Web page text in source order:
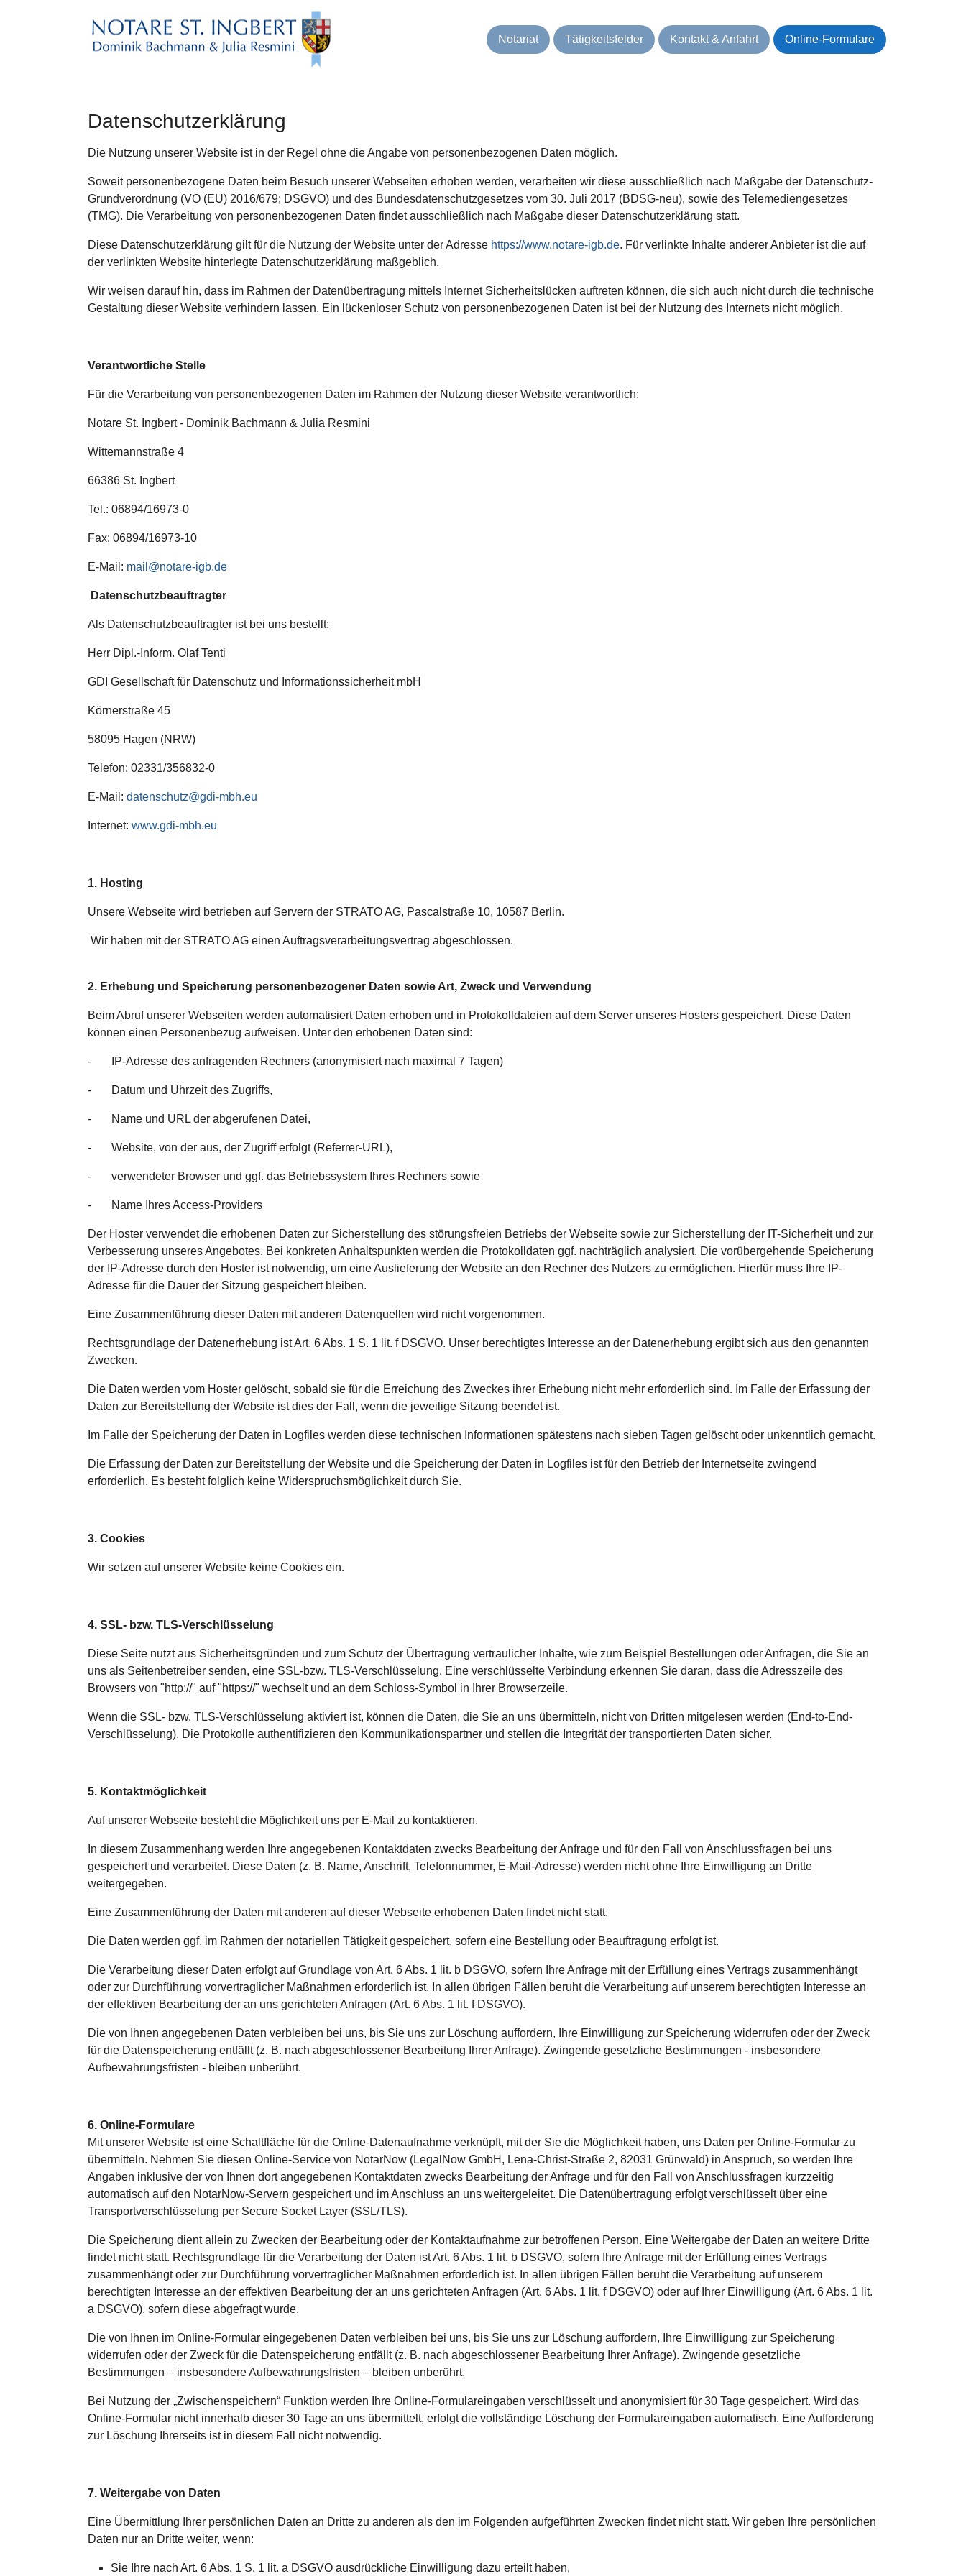
Notariat Tätigkeitsfelder Kontakt & Anfahrt Online-Formulare
Datenschutzerklärung
Die Nutzung unserer Website ist in der Regel ohne die Angabe von personenbezogenen Daten möglich.
Soweit personenbezogene Daten beim Besuch unserer Webseiten erhoben werden, verarbeiten wir diese ausschließlich nach Maßgabe der Datenschutz-
Grundverordnung (VO (EU) 2016/679; DSGVO) und des Bundesdatenschutzgesetzes vom 30. Juli 2017 (BDSG-neu), sowie des Telemediengesetzes
(TMG). Die Verarbeitung von personenbezogenen Daten findet ausschließlich nach Maßgabe dieser Datenschutzerklärung statt.
Diese Datenschutzerklärung gilt für die Nutzung der Website unter der Adresse https://www.notare-igb.de. Für verlinkte Inhalte anderer Anbieter ist die auf
der verlinkten Website hinterlegte Datenschutzerklärung maßgeblich.
Wir weisen darauf hin, dass im Rahmen der Datenübertragung mittels Internet Sicherheitslücken auftreten können, die sich auch nicht durch die technische
Gestaltung dieser Website verhindern lassen. Ein lückenloser Schutz von personenbezogenen Daten ist bei der Nutzung des Internets nicht möglich.
Verantwortliche Stelle
Für die Verarbeitung von personenbezogenen Daten im Rahmen der Nutzung dieser Website verantwortlich:
Notare St. Ingbert - Dominik Bachmann & Julia Resmini
Wittemannstraße 4
66386 St. Ingbert
Tel.: 06894/16973-0
Fax: 06894/16973-10
E-Mail: mail@notare-igb.de
Datenschutzbeauftragter
Als Datenschutzbeauftragter ist bei uns bestellt:
Herr Dipl.-Inform. Olaf Tenti
GDI Gesellschaft für Datenschutz und Informationssicherheit mbH
Körnerstraße 45
58095 Hagen (NRW)
Telefon: 02331/356832-0
E-Mail: datenschutz@gdi-mbh.eu
Internet: www.gdi-mbh.eu
1. Hosting
Unsere Webseite wird betrieben auf Servern der STRATO AG, Pascalstraße 10, 10587 Berlin.
Wir haben mit der STRATO AG einen Auftragsverarbeitungsvertrag abgeschlossen.
2. Erhebung und Speicherung personenbezogener Daten sowie Art, Zweck und Verwendung
Beim Abruf unserer Webseiten werden automatisiert Daten erhoben und in Protokolldateien auf dem Server unseres Hosters gespeichert. Diese Daten
können einen Personenbezug aufweisen. Unter den erhobenen Daten sind:
- IP-Adresse des anfragenden Rechners (anonymisiert nach maximal 7 Tagen)
- Datum und Uhrzeit des Zugriffs,
- Name und URL der abgerufenen Datei,
- Website, von der aus, der Zugriff erfolgt (Referrer-URL),
- verwendeter Browser und ggf. das Betriebssystem Ihres Rechners sowie
- Name Ihres Access-Providers
Der Hoster verwendet die erhobenen Daten zur Sicherstellung des störungsfreien Betriebs der Webseite sowie zur Sicherstellung der IT-Sicherheit und zur
Verbesserung unseres Angebotes. Bei konkreten Anhaltspunkten werden die Protokolldaten ggf. nachträglich analysiert. Die vorübergehende Speicherung
der IP-Adresse durch den Hoster ist notwendig, um eine Auslieferung der Website an den Rechner des Nutzers zu ermöglichen. Hierfür muss Ihre IP-
Adresse für die Dauer der Sitzung gespeichert bleiben.
Eine Zusammenführung dieser Daten mit anderen Datenquellen wird nicht vorgenommen.
Rechtsgrundlage der Datenerhebung ist Art. 6 Abs. 1 S. 1 lit. f DSGVO. Unser berechtigtes Interesse an der Datenerhebung ergibt sich aus den genannten
Zwecken.
Die Daten werden vom Hoster gelöscht, sobald sie für die Erreichung des Zweckes ihrer Erhebung nicht mehr erforderlich sind. Im Falle der Erfassung der
Daten zur Bereitstellung der Website ist dies der Fall, wenn die jeweilige Sitzung beendet ist.
Im Falle der Speicherung der Daten in Logfiles werden diese technischen Informationen spätestens nach sieben Tagen gelöscht oder unkenntlich gemacht.
Die Erfassung der Daten zur Bereitstellung der Website und die Speicherung der Daten in Logfiles ist für den Betrieb der Internetseite zwingend
erforderlich. Es besteht folglich keine Widerspruchsmöglichkeit durch Sie.
3. Cookies
Wir setzen auf unserer Website keine Cookies ein.
4. SSL- bzw. TLS-Verschlüsselung
Diese Seite nutzt aus Sicherheitsgründen und zum Schutz der Übertragung vertraulicher Inhalte, wie zum Beispiel Bestellungen oder Anfragen, die Sie an
uns als Seitenbetreiber senden, eine SSL-bzw. TLS-Verschlüsselung. Eine verschlüsselte Verbindung erkennen Sie daran, dass die Adresszeile des
Browsers von "http://" auf "https://" wechselt und an dem Schloss-Symbol in Ihrer Browserzeile.
Wenn die SSL- bzw. TLS-Verschlüsselung aktiviert ist, können die Daten, die Sie an uns übermitteln, nicht von Dritten mitgelesen werden (End-to-End-
Verschlüsselung). Die Protokolle authentifizieren den Kommunikationspartner und stellen die Integrität der transportierten Daten sicher.
5. Kontaktmöglichkeit
Auf unserer Webseite besteht die Möglichkeit uns per E-Mail zu kontaktieren.
In diesem Zusammenhang werden Ihre angegebenen Kontaktdaten zwecks Bearbeitung der Anfrage und für den Fall von Anschlussfragen bei uns
gespeichert und verarbeitet. Diese Daten (z. B. Name, Anschrift, Telefonnummer, E-Mail-Adresse) werden nicht ohne Ihre Einwilligung an Dritte
weitergegeben.
Eine Zusammenführung der Daten mit anderen auf dieser Webseite erhobenen Daten findet nicht statt.
Die Daten werden ggf. im Rahmen der notariellen Tätigkeit gespeichert, sofern eine Bestellung oder Beauftragung erfolgt ist.
Die Verarbeitung dieser Daten erfolgt auf Grundlage von Art. 6 Abs. 1 lit. b DSGVO, sofern Ihre Anfrage mit der Erfüllung eines Vertrags zusammenhängt
oder zur Durchführung vorvertraglicher Maßnahmen erforderlich ist. In allen übrigen Fällen beruht die Verarbeitung auf unserem berechtigten Interesse an
der effektiven Bearbeitung der an uns gerichteten Anfragen (Art. 6 Abs. 1 lit. f DSGVO).
Die von Ihnen angegebenen Daten verbleiben bei uns, bis Sie uns zur Löschung auffordern, Ihre Einwilligung zur Speicherung widerrufen oder der Zweck
für die Datenspeicherung entfällt (z. B. nach abgeschlossener Bearbeitung Ihrer Anfrage). Zwingende gesetzliche Bestimmungen - insbesondere
Aufbewahrungsfristen - bleiben unberührt.
6. Online-Formulare
Mit unserer Website ist eine Schaltfläche für die Online-Datenaufnahme verknüpft, mit der Sie die Möglichkeit haben, uns Daten per Online-Formular zu
übermitteln. Nehmen Sie diesen Online-Service von NotarNow (LegalNow GmbH, Lena-Christ-Straße 2, 82031 Grünwald) in Anspruch, so werden Ihre
Angaben inklusive der von Ihnen dort angegebenen Kontaktdaten zwecks Bearbeitung der Anfrage und für den Fall von Anschlussfragen kurzzeitig
automatisch auf den NotarNow-Servern gespeichert und im Anschluss an uns weitergeleitet. Die Datenübertragung erfolgt verschlüsselt über eine
Transportverschlüsselung per Secure Socket Layer (SSL/TLS).
Die Speicherung dient allein zu Zwecken der Bearbeitung oder der Kontaktaufnahme zur betroffenen Person. Eine Weitergabe der Daten an weitere Dritte
findet nicht statt. Rechtsgrundlage für die Verarbeitung der Daten ist Art. 6 Abs. 1 lit. b DSGVO, sofern Ihre Anfrage mit der Erfüllung eines Vertrags
zusammenhängt oder zur Durchführung vorvertraglicher Maßnahmen erforderlich ist. In allen übrigen Fällen beruht die Verarbeitung auf unserem
berechtigten Interesse an der effektiven Bearbeitung der an uns gerichteten Anfragen (Art. 6 Abs. 1 lit. f DSGVO) oder auf Ihrer Einwilligung (Art. 6 Abs. 1 lit.
a DSGVO), sofern diese abgefragt wurde.
Die von Ihnen im Online-Formular eingegebenen Daten verbleiben bei uns, bis Sie uns zur Löschung auffordern, Ihre Einwilligung zur Speicherung
widerrufen oder der Zweck für die Datenspeicherung entfällt (z. B. nach abgeschlossener Bearbeitung Ihrer Anfrage). Zwingende gesetzliche
Bestimmungen – insbesondere Aufbewahrungsfristen – bleiben unberührt.
Bei Nutzung der „Zwischenspeichern“ Funktion werden Ihre Online-Formulareingaben verschlüsselt und anonymisiert für 30 Tage gespeichert. Wird das
Online-Formular nicht innerhalb dieser 30 Tage an uns übermittelt, erfolgt die vollständige Löschung der Formulareingaben automatisch. Eine Aufforderung
zur Löschung Ihrerseits ist in diesem Fall nicht notwendig.
7. Weitergabe von Daten
Eine Übermittlung Ihrer persönlichen Daten an Dritte zu anderen als den im Folgenden aufgeführten Zwecken findet nicht statt. Wir geben Ihre persönlichen
Daten nur an Dritte weiter, wenn:
Sie Ihre nach Art. 6 Abs. 1 S. 1 lit. a DSGVO ausdrückliche Einwilligung dazu erteilt haben,